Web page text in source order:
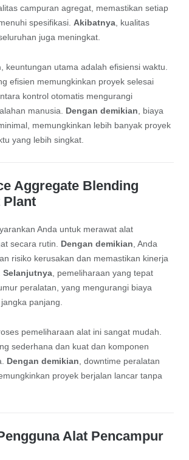
campuran agregat, memastikan setiap
spesifikasi. Akibatnya, kualitas
juga meningkat.
, keuntungan utama adalah efisiensi waktu.
efisien memungkinkan proyek selesai
kontrol otomatis mengurangi
manusia. Dengan demikian , biaya
memungkinkan lebih banyak proyek
yang lebih singkat.
Aggregate Blending
Plant
Anda untuk merawat alat
secara rutin. Dengan demikian , Anda
risiko kerusakan dan memastikan kinerja
Selanjutnya, pemeliharaan yang tepat
peralatan, yang mengurangi biaya
panjang.
pemeliharaan alat ini sangat mudah.
sederhana dan kuat dan komponen
Dengan demikian , downtime peralatan
proyek berjalan lancar tanpa
Alat Pencampur